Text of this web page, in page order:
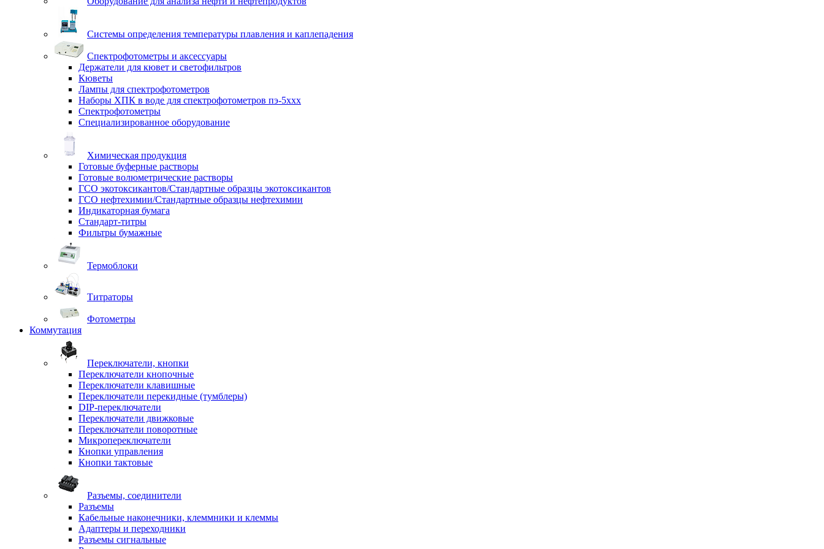
Системы определения температуры плавления и каплепадения
Спектрофотометры и аксессуары
Держатели для кювет и светофильтров
Кюветы
Лампы для спектрофотометров
Наборы ХПК в воде для спектрофотометров пэ-5ххх
Спектрофотометры
Специализированное оборудование
Химическая продукция
Готовые буферные растворы
Готовые волюметрические растворы
ГСО экотоксикантов/Стандартные образцы экотоксикантов
ГСО нефтехимии/Стандартные образцы нефтехимии
Индикаторная бумага
Стандарт-титры
Фильтры бумажные
Термоблоки
Титраторы
Фотометры
Коммутация
Переключатели, кнопки
Переключатели кнопочные
Переключатели клавишные
Переключатели перекидные (тумблеры)
DIP-переключатели
Переключатели движковые
Переключатели поворотные
Микропереключатели
Кнопки управления
Кнопки тактовые
Разъемы, соединители
Разъемы
Кабельные наконечники, клеммники и клеммы
Адаптеры и переходники
Разъемы сигнальные